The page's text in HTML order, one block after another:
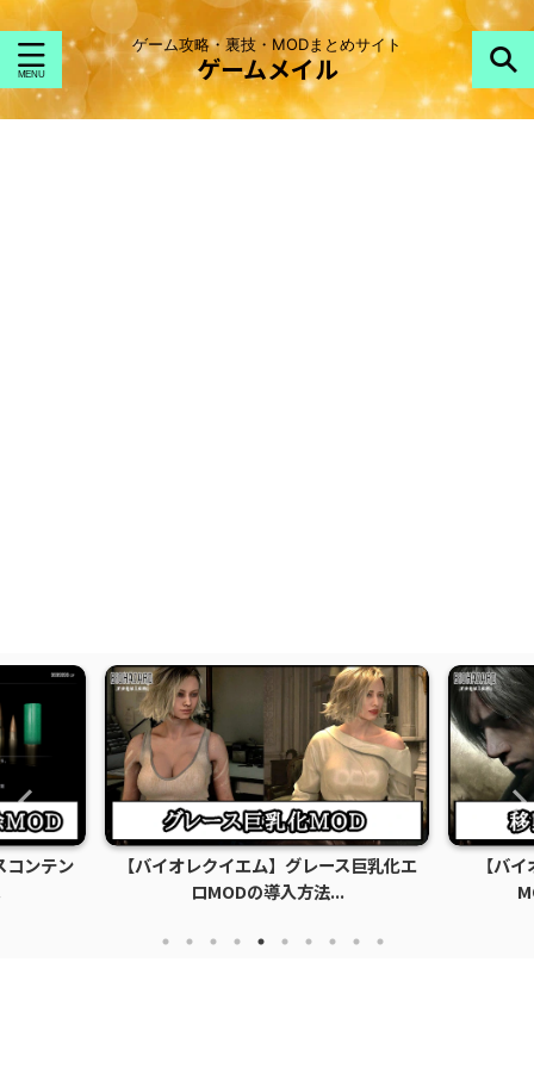
ゲーム攻略・裏技・MODまとめサイト
ゲームメイル
コンテン
【バイオレクイエム】グレース巨乳化エ
ロMODの導入方法...
【バ